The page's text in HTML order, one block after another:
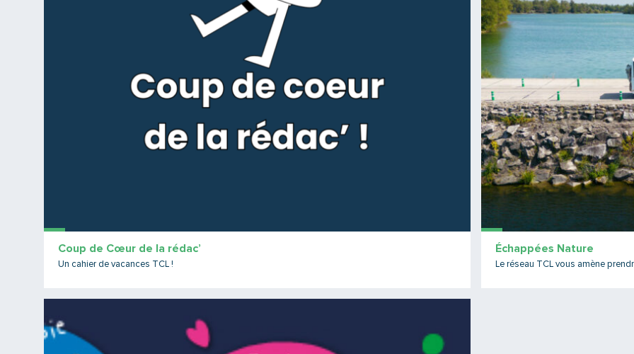
Coup de Cœur de la rédac’
Un cahier de vacances TCL !
Échappées Nature
Le réseau TCL vous amène